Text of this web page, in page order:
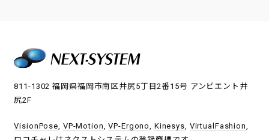
811-1302 福岡県福岡市南区井尻5丁目2番15号 アンビエント井
尻2F
VisionPose VP-Motion ,VP-Ergono Kinesys VirtualFashion